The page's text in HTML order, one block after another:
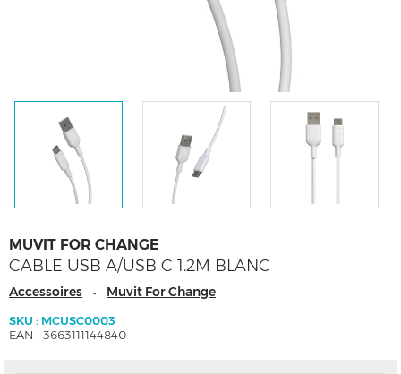
MUVIT FOR CHANGE
CABLE USB A/USB C 1.2M BLANC
Accessoires - Muvit For Change
SKU : MCUSC0003
EAN : 3663111144840